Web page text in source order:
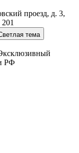
проезд, д. 3,
тема
РФ